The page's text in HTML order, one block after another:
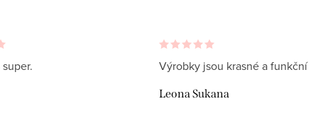
Výrobky jsou krasné a funkční
Leona Sukana